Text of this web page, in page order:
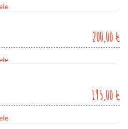
200,00 ₺
195,00 ₺